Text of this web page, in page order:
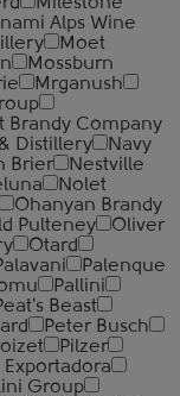
Alps Wine
Moet
Mossburn
Mrganush
Brandy Company
Distillery
Navy
Brier
Nestville
Nolet
Ohanyan Brandy
Pulteney
Oliver
Otard
Palenque
Pallini
Beast
Peter Busch
Pilzer
Group